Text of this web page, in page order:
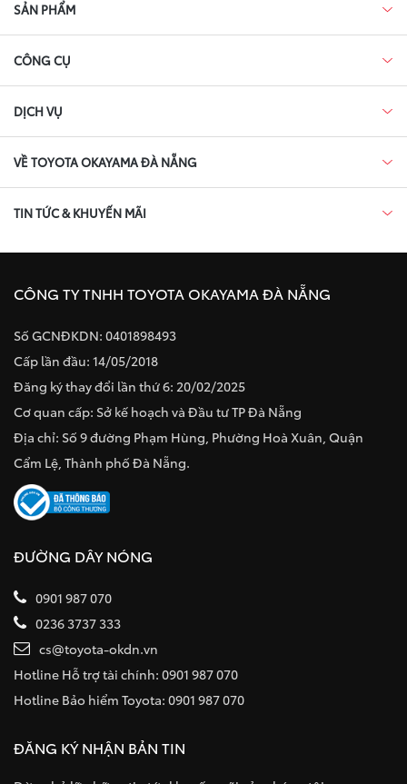
SẢN PHẨM
CÔNG CỤ
DỊCH VỤ
VỀ TOYOTA OKAYAMA ĐÀ NẴNG
TIN TỨC & KHUYẾN MÃI
CÔNG TY TNHH TOYOTA OKAYAMA ĐÀ NẴNG
Số GCNĐKDN: 0401898493
Cấp lần đầu: 14/05/2018
Đăng ký thay đổi lần thứ 6: 20/02/2025
Cơ quan cấp: Sở kế hoạch và Đầu tư TP Đà Nẵng
Địa chỉ: Số 9 đường Phạm Hùng, Phường Hoà Xuân, Quận
Cẩm Lệ, Thành phố Đà Nẵng.
ĐƯỜNG DÂY NÓNG
0901 987 070
0236 3737 333
cs@toyota-okdn.vn
Hotline Hỗ trợ tài chính: 0901 987 070
Hotline Bảo hiểm Toyota: 0901 987 070
ĐĂNG KÝ NHẬN BẢN TIN